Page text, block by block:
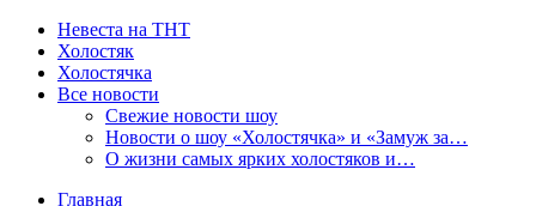
Невеста на ТНТ
Холостяк
Холостячка
Все новости
Свежие новости шоу
Новости о шоу «Холостячка» и «Замуж за…
О жизни самых ярких холостяков и…
Главная